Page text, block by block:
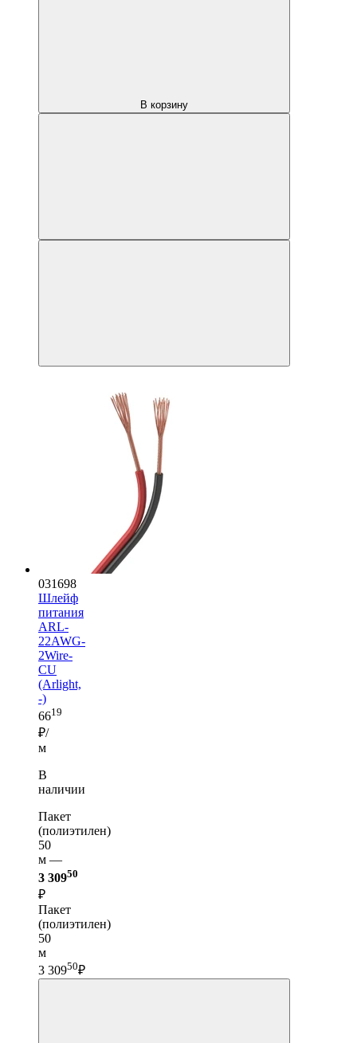
В корзину
031698
Шлейф
питания
ARL-
22AWG-
2Wire-
CU
(Arlight,
-)
6619
₽/
м
В
наличии
Пакет
(полиэтилен)
50
м —
3 30950
₽
Пакет
(полиэтилен)
50
м
3 30950₽